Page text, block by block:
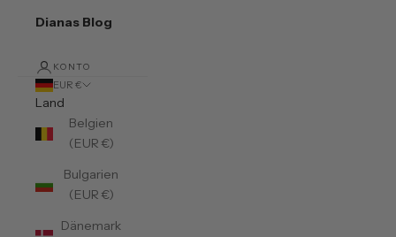
Dianas Blog
KONTO
EUR €
Land
Belgien
(EUR €)
Bulgarien
(EUR €)
Dänemark